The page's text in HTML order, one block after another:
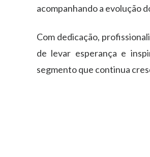
acompanhando a evolução
Com dedicação,
de levar esperança e
segmento que continua